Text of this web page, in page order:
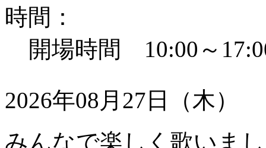
時間：
開場時間 10:00～
2026年08月27日（木）
みんなで楽しく歌いま